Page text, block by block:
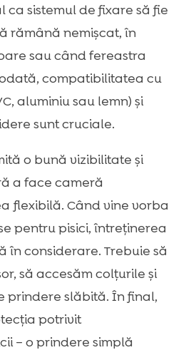
ca sistemul de fixare să fie
rămână nemișcat, în
sau când fereastra
compatibilitatea cu
aluminiu sau lemn) și
sunt cruciale.
o bună vizibilitate și
a face cameră
flexibilă. Când vine vorba
pentru pisici, întreținerea
considerare. Trebuie să
să accesăm colțurile și
prindere slăbită. În final,
potrivit
– o prindere simplă